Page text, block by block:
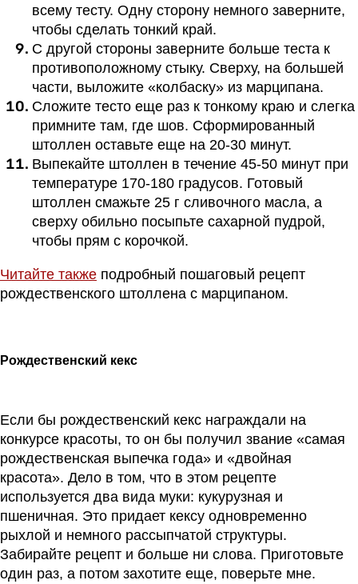
всему тесту. Одну сторону немного заверните,
чтобы сделать тонкий край.
С другой стороны заверните больше теста к
противоположному стыку. Сверху, на большей
части, выложите «колбаску» из марципана.
Сложите тесто еще раз к тонкому краю и слегка
примните там, где шов. Сформированный
штоллен оставьте еще на 20-30 минут.
Выпекайте штоллен в течение 45-50 минут при
температуре 170-180 градусов. Готовый
штоллен смажьте 25 г сливочного масла, а
сверху обильно посыпьте сахарной пудрой,
чтобы прям с корочкой.
Читайте также подробный пошаговый рецепт
рождественского штоллена с марципаном.
Рождественский кекс
Если бы рождественский кекс награждали на
конкурсе красоты, то он бы получил звание «самая
рождественская выпечка года» и «двойная
красота». Дело в том, что в этом рецепте
используется два вида муки: кукурузная и
пшеничная. Это придает кексу одновременно
рыхлой и немного рассыпчатой структуры.
Забирайте рецепт и больше ни слова. Приготовьте
один раз, а потом захотите еще, поверьте мне.